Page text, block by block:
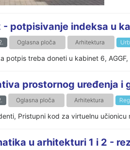
- potpisivanje indeksa u
Oglasna ploča Arhitektura
potpis treba doneti u kabinet 6, AGGF,
prostornog uređenja
Oglasna ploča Arhitektura
Pristupni kod za virtuelnu
u arhitekturi 1 i 2 -